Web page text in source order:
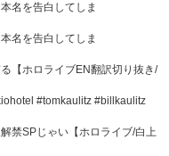
名を告白してしま
名を告白してしま
【ホロライブEN翻訳切り抜き/
#tomkaulitz #billkaulitz
禁SPじゃい【ホロライブ/白上